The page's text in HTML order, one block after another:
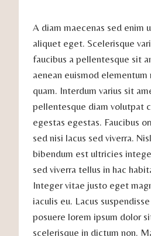
A diam maecenas sed enim
aliquet eget. Scelerisque
faucibus a pellentesque sit
aenean euismod
quam. Interdum varius sit
pellentesque diam volutpat
egestas egestas. Faucibus
sed nisi lacus sed viverra.
bibendum est ultricies
sed viverra tellus in hac
Integer vitae justo eget
iaculis eu. Lacus
posuere lorem ipsum dolor
scelerisque in dictum non.